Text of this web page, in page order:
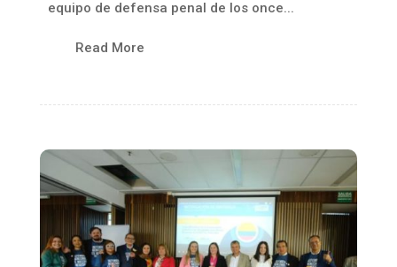
equipo de defensa penal de los once...
Read More